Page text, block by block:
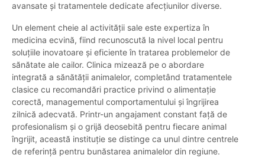
avansate și tratamentele dedicate afecțiunilor diverse.
Un element cheie al activității sale este expertiza în
medicina ecvină, fiind recunoscută la nivel local pentru
soluțiile inovatoare și eficiente în tratarea problemelor de
sănătate ale cailor. Clinica mizează pe o abordare
integrată a sănătății animalelor, completând tratamentele
clasice cu recomandări practice privind o alimentație
corectă, managementul comportamentului și îngrijirea
zilnică adecvată. Printr-un angajament constant față de
profesionalism și o grijă deosebită pentru fiecare animal
îngrijit, această instituție se distinge ca unul dintre centrele
de referință pentru bunăstarea animalelor din regiune.